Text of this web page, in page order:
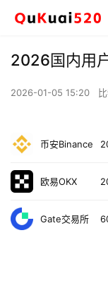
2026国内用
2026-01-05 15:20
币安Binance
欧易OKX
Gate交易所